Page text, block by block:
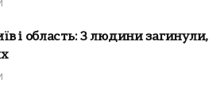
і область: 3 людини загинули,